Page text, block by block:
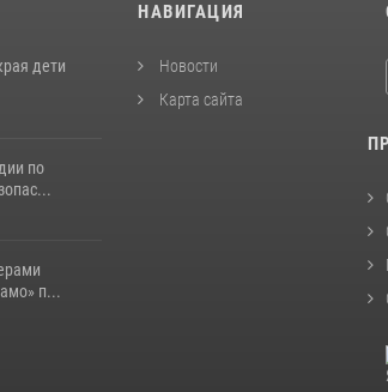
дети
по
п...
НАВИГАЦИЯ
Новости
Карта сайта